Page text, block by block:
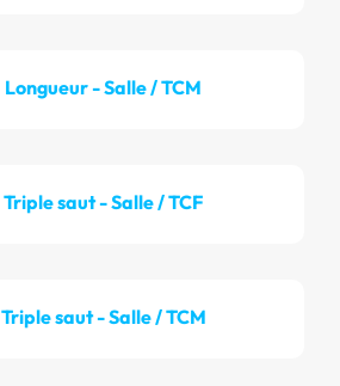
Longueur - Salle / TCM
Triple saut - Salle / TCF
Triple saut - Salle / TCM